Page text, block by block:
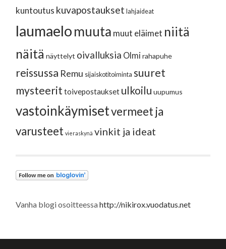
kuntoutus kuvapostaukset lahjaideat
laumaelomuuta muut eläimet niitä
näitä näyttelyt oivalluksia Olmi rahapuhe
reissussa Remu sijaiskotitoiminta suuret
mysteerit toivepostaukset ulkoilu uupumus
vastoinkäymisetvermeet ja
varusteet vieraskynä vinkit ja ideat
Vanha blogi osoitteessahttp://nikirox.vuodatus.net